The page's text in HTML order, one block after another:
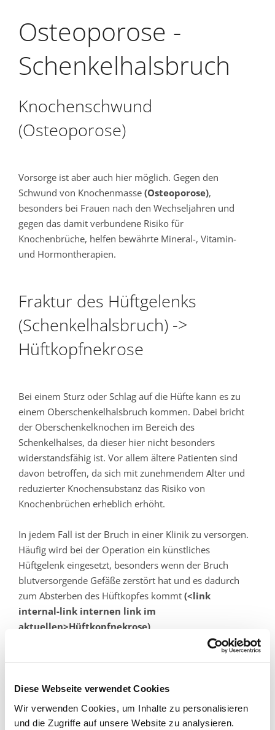
Diese Webseite verwendet Cookies
Wir verwenden Cookies, um Inhalte zu personalisieren
und die Zugriffe auf unsere Website zu analysieren.
Osteoporose -
Schenkelhalsbruch
Knochenschwund
(Osteoporose)
Vorsorge ist aber auch hier möglich. Gegen den
Schwund von Knochenmasse (Osteoporose),
besonders bei Frauen nach den Wechseljahren und
gegen das damit verbundene Risiko für
Knochenbrüche, helfen bewährte Mineral-, Vitamin-
und Hormontherapien.
Fraktur des Hüftgelenks
(Schenkelhalsbruch) ->
Hüftkopfnekrose
Bei einem Sturz oder Schlag auf die Hüfte kann es zu
einem Oberschenkelhalsbruch kommen. Dabei bricht
der Oberschenkelknochen im Bereich des
Schenkelhalses, da dieser hier nicht besonders
widerstandsfähig ist. Vor allem ältere Patienten sind
davon betroffen, da sich mit zunehmendem Alter und
reduzierter Knochensubstanz das Risiko von
Knochenbrüchen erheblich erhöht.
In jedem Fall ist der Bruch in einer Klinik zu versorgen.
Häufig wird bei der Operation ein künstliches
Hüftgelenk eingesetzt, besonders wenn der Bruch
blutversorgende Gefäße zerstört hat und es dadurch
zum Absterben des Hüftkopfes kommt (<link
internal-link internen link im
aktuellen>Hüftkopfnekrose)
Sportverletzungen